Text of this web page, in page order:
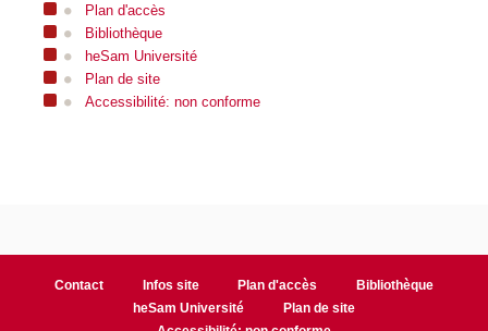
Plan d'accès
Bibliothèque
heSam Université
Plan de site
Accessibilité: non conforme
Contact Infos site Plan d'accès
Bibliothèque
heSam Université
Plan de site